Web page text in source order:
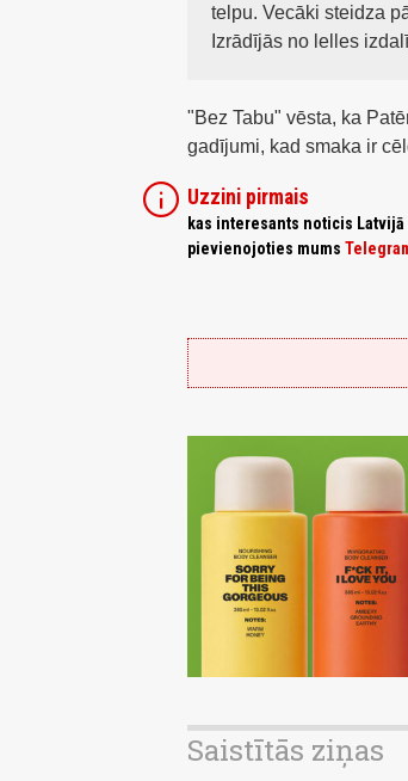
telpu. Vecāki steidza
Izrādījās no lelles
"Bez Tabu" vēsta, ka
gadījumi, kad smaka ir
info Uzzini pirmais
kas interesants noticis Latvijā
pievienojoties mums
Saistītās ziņas